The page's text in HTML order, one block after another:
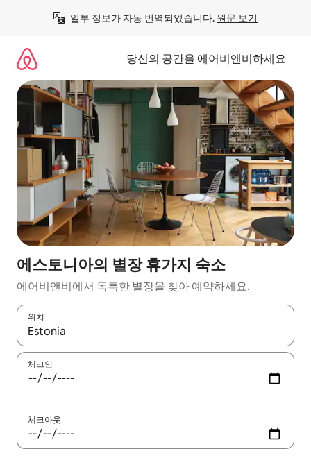
일부 정보가 자동 번역되었습니다. 원문 보기
당신의 공간을 에어비앤비하세요
에스토니아의 별장 휴가지 숙소
에어비앤비에서 독특한 별장을 찾아 예약하세요.
위치
결과가 나오면 위·아래 화살표 키를 사용하거나 터치 또는 스와이
체크인
체크아웃